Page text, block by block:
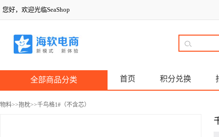
您好，欢迎光临SeaShop
全部商品分类 首页 积分兑换
物料>>抱枕>>千鸟格1#（不含芯）